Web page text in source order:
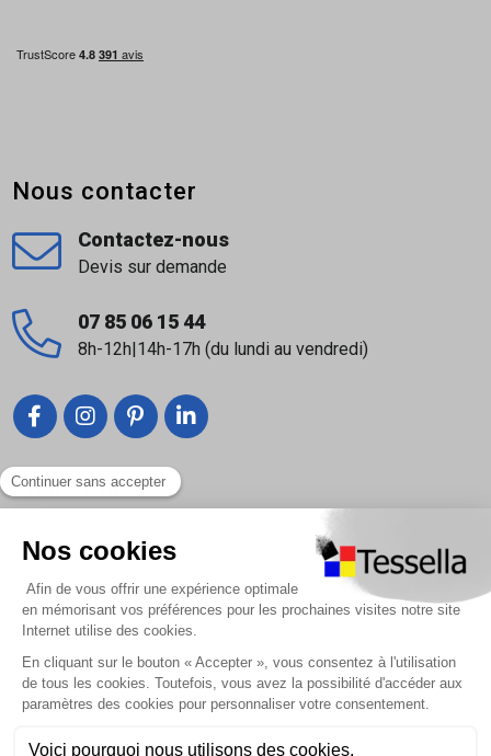
Liens utiles
Nous contacter
À propos
Paiement sécurisé
Livraison | Retour client
Nos tutos
Connexion / Inscription
Nous contacter
Contactez-nous
Devis sur demande
07 85 06 15 44
8h-12h|14h-17h (du lundi au vendredi)